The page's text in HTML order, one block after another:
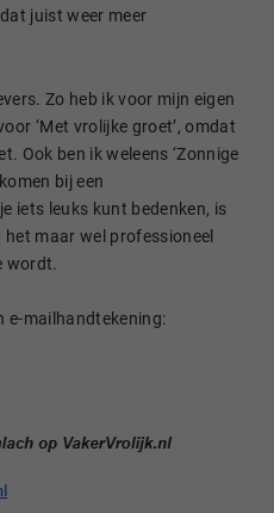
juist weer meer
Zo heb ik voor mijn eigen
‘Met vrolijke groet’, omdat
Ook ben ik weleens ‘Zonnige
bij een
iets leuks kunt bedenken, is
maar wel professioneel
wordt.
e-mailhandtekening: